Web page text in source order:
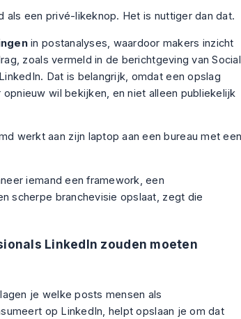
als een privé-likeknop. Het is nuttiger dan dat.
in postanalyses, waardoor makers inzicht
zoals vermeld in de berichtgeving van Social
. Dat is belangrijk, omdat een opslag
wil bekijken, en niet alleen publiekelijk
iemand een framework, een
scherpe branchevisie opslaat, zegt die
LinkedIn zouden moeten
je welke posts mensen als
op LinkedIn, helpt opslaan je om dat